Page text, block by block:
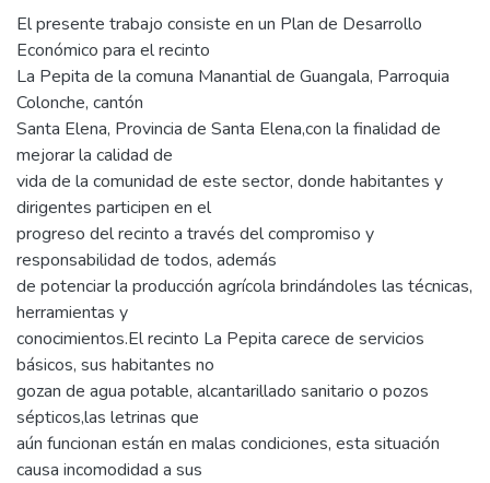
El presente trabajo consiste en un Plan de Desarrollo
Económico para el recinto
La Pepita de la comuna Manantial de Guangala, Parroquia
Colonche, cantón
Santa Elena, Provincia de Santa Elena,con la finalidad de
mejorar la calidad de
vida de la comunidad de este sector, donde habitantes y
dirigentes participen en el
progreso del recinto a través del compromiso y
responsabilidad de todos, además
de potenciar la producción agrícola brindándoles las técnicas,
herramientas y
conocimientos.El recinto La Pepita carece de servicios
básicos, sus habitantes no
gozan de agua potable, alcantarillado sanitario o pozos
sépticos,las letrinas que
aún funcionan están en malas condiciones, esta situación
causa incomodidad a sus